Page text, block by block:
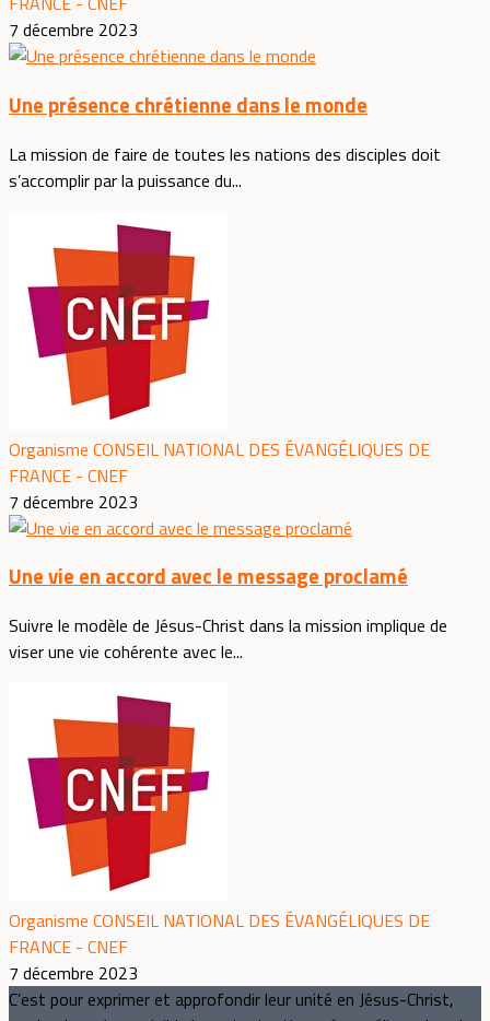
7 décembre 2023
Une présence chrétienne dans le monde
La mission de faire de toutes les nations des disciples doit
s’accomplir par la puissance du...
Organisme CONSEIL NATIONAL DES ÉVANGÉLIQUES DE
FRANCE - CNEF
7 décembre 2023
Une vie en accord avec le message proclamé
Suivre le modèle de Jésus-Christ dans la mission implique de
viser une vie cohérente avec le...
Organisme CONSEIL NATIONAL DES ÉVANGÉLIQUES DE
FRANCE - CNEF
7 décembre 2023
C’est pour exprimer et approfondir leur unité en Jésus-Christ,